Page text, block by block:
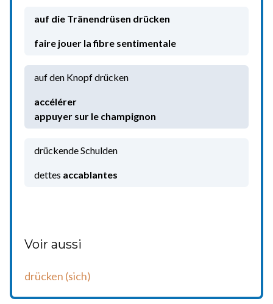
auf die Tränendrüsen drücken
faire jouer la fibre sentimentale
auf den Knopf drücken
appuyer sur le champignon
drückende Schulden
dettes accablantes
Voir aussi
drücken (sich)